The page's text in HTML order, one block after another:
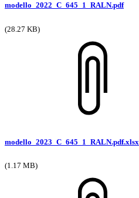
modello_2022_C_645_1_RALN.pdf
(28.27 KB)
modello_2023_C_645_1_RALN.pdf.xlsx
(1.17 MB)